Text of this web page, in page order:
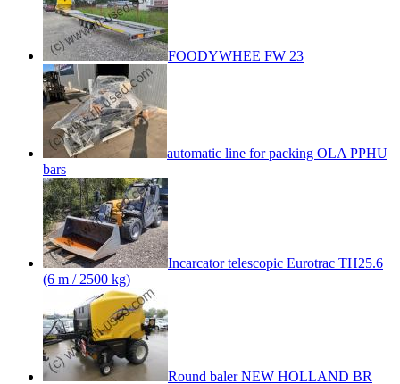
FOODYWHEE FW 23
automatic line for packing OLA PPHU
bars
Incarcator telescopic Eurotrac TH25.6
(6 m / 2500 kg)
Round baler NEW HOLLAND BR